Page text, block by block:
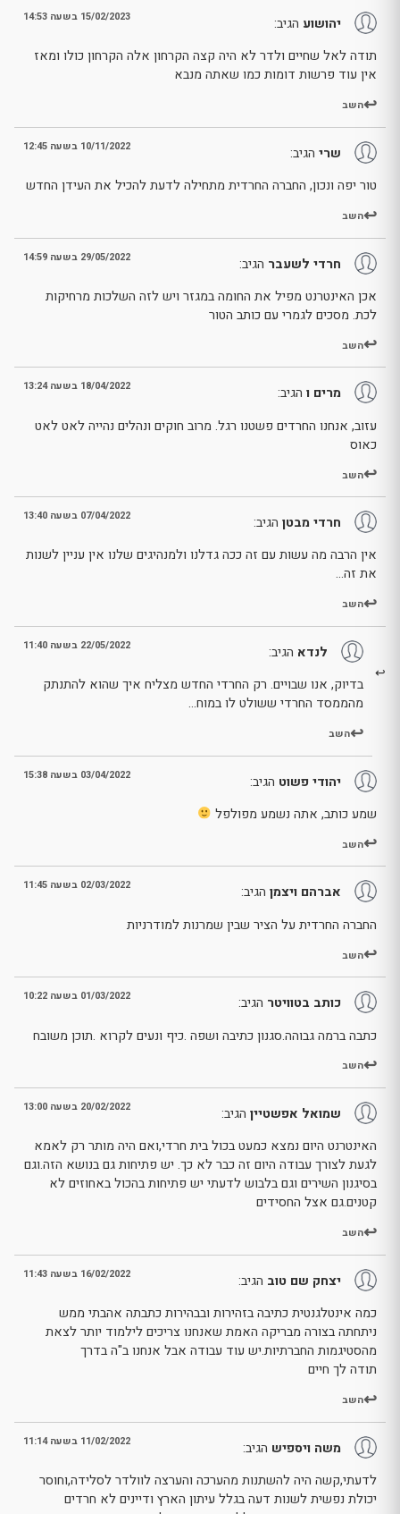
יהושוע הגיב: 15/02/2023 בשעה 14:53
תודה לאל שחיים ולדר לא היה קצה הקרחון אלה הקרחון כולו ומאז
אין עוד פרשות דומות כמו שאתה מנבא
השב
שרי הגיב: 10/11/2022 בשעה 12:45
טור יפה ונכון, החברה החרדית מתחילה לדעת להכיל את העידן החדש
השב
חרדי לשעבר הגיב: 29/05/2022 בשעה 14:59
אכן האינטרנט מפיל את החומה במגזר ויש לזה השלכות מרחיקות
לכת. מסכים לגמרי עם כותב הטור
השב
מרים ו הגיב: 18/04/2022 בשעה 13:24
עזוב, אנחנו החרדים פשטנו רגל. מרוב חוקים ונהלים נהייה לאט לאט
כאוס
השב
חרדי מבטן הגיב: 07/04/2022 בשעה 13:40
אין הרבה מה עשות עם זה ככה גדלנו ולמנהיגים שלנו אין עניין לשנות
את זה…
השב
לנדא הגיב: 22/05/2022 בשעה 11:40
בדיוק, אנו שבויים. רק החרדי החדש מצליח איך שהוא להתנתק
מהממסד החרדי ששולט לו במוח…
השב
יהודי פשוט הגיב: 03/04/2022 בשעה 15:38
שמע כותב, אתה נשמע מפולפל
השב
אברהם ויצמן הגיב: 02/03/2022 בשעה 11:45
החברה החרדית על הציר שבין שמרנות למודרניות
השב
כותב בטוויטר הגיב: 01/03/2022 בשעה 10:22
כתבה ברמה גבוהה.סגנון כתיבה ושפה .כיף ונעים לקרוא .תוכן משובח
השב
שמואל אפשטיין הגיב: 20/02/2022 בשעה 13:00
האינטרנט היום נמצא כמעט בכול בית חרדי,ואם היה מותר רק לאמא
לגעת לצורך עבודה היום זה כבר לא כך. יש פתיחות גם בנושא הזה.וגם
בסיגנון השירים וגם בלבוש לדעתי יש פתיחות בהכול באחוזים לא
קטנים.גם אצל החסידים
השב
יצחק שם טוב הגיב: 16/02/2022 בשעה 11:43
כמה אינטלגנטית כתיבה בזהירות ובבהירות כתבתה אהבתי ממש
ניתחתה בצורה מבריקה האמת שאנחנו צריכים לילמוד יותר לצאת
מהסטיגמות החברתיות.יש עוד עבודה אבל אנחנו ב"ה בדרך
תודה לך חיים
השב
משה ויספיש הגיב: 11/02/2022 בשעה 11:14
לדעתי,קשה היה להשתנות מהערכה והערצה לוולדר לסלידה,וחוסר
יכולת נפשית לשנות דעה בגלל עיתון הארץ ודיינים לא חרדים